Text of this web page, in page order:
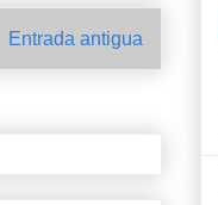
Entrada antigua